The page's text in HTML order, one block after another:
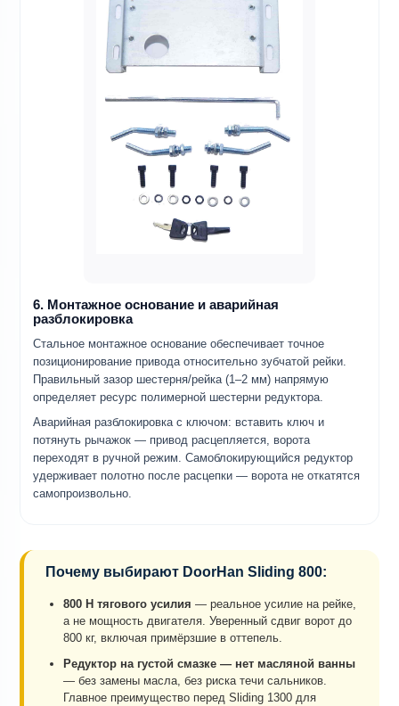
6. Монтажное основание и аварийная
разблокировка
Стальное монтажное основание обеспечивает точное
позиционирование привода относительно зубчатой рейки.
Правильный зазор шестерня/рейка (1–2 мм) напрямую
определяет ресурс полимерной шестерни редуктора.
Аварийная разблокировка с ключом: вставить ключ и
потянуть рычажок — привод расцепляется, ворота
переходят в ручной режим. Самоблокирующийся редуктор
удерживает полотно после расцепки — ворота не откатятся
самопроизвольно.
Почему выбирают DoorHan Sliding 800:
800 Н тягового усилия — реальное усилие на рейке,
а не мощность двигателя. Уверенный сдвиг ворот до
800 кг, включая примёрзшие в оттепель.
Редуктор на густой смазке — нет масляной ванны
— без замены масла, без риска течи сальников.
Главное преимущество перед Sliding 1300 для